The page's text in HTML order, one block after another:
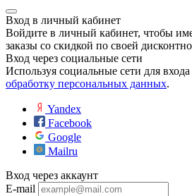
Вход в личный кабинет
Войдите в личный кабинет, чтобы
заказы со скидкой по своей
Вход через социальные сети
Используя социальные сети для входа
обработку персональных данных.
Yandex
Facebook
Google
Mailru
Вход через аккаунт
E-mail